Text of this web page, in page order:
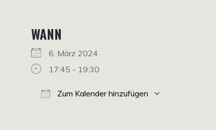
WANN
6. März 2024
17:45 - 19:30
Zum Kalender hinzufügen